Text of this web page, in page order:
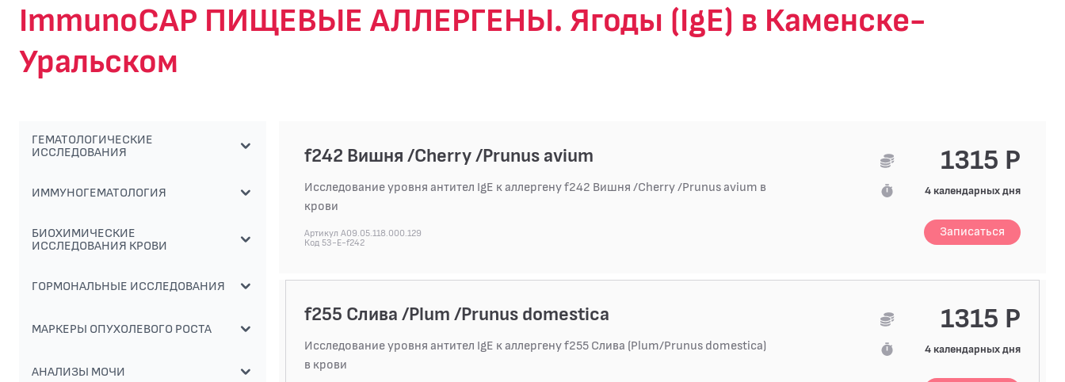
ImmunoCAP ПИЩЕВЫЕ АЛЛЕРГЕНЫ. Ягоды (IgE) в Каменске-
Уральском
ГЕМАТОЛОГИЧЕСКИЕ
ИССЛЕДОВАНИЯ
ИММУНОГЕМАТОЛОГИЯ
БИОХИМИЧЕСКИЕ
ИССЛЕДОВАНИЯ КРОВИ
ГОРМОНАЛЬНЫЕ ИССЛЕДОВАНИЯ
МАРКЕРЫ ОПУХОЛЕВОГО РОСТА
АНАЛИЗЫ МОЧИ
f242 Вишня /Cherry /Prunus avium
Исследование уровня антител IgE к аллергену f242 Вишня /Cherry /Prunus avium в
крови
Артикул A09.05.118.000.129
Код 53-E-f242
1315 Р
4 календарных дня
Записаться
f255 Слива /Plum /Prunus domestica
Исследование уровня антител IgE к аллергену f255 Слива (Plum/Prunus domestica)
в крови
1315 Р
4 календарных дня